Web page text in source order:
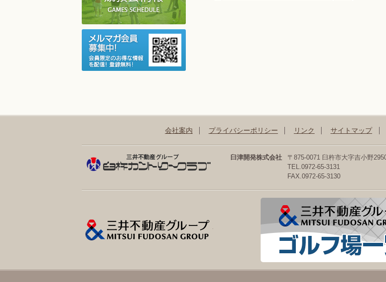
会社案内 プライバシーポリシー リンク サイトマップ
臼津開発株式会社
〒875-0071 臼杵市大字吉小野
TEL.0972-65-3131
FAX.0972-65-3130